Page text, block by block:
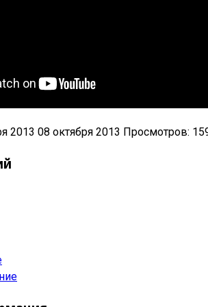
2013 08 октября 2013 Просмотров: